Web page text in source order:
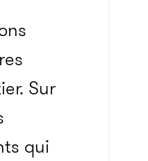
Sur
qui